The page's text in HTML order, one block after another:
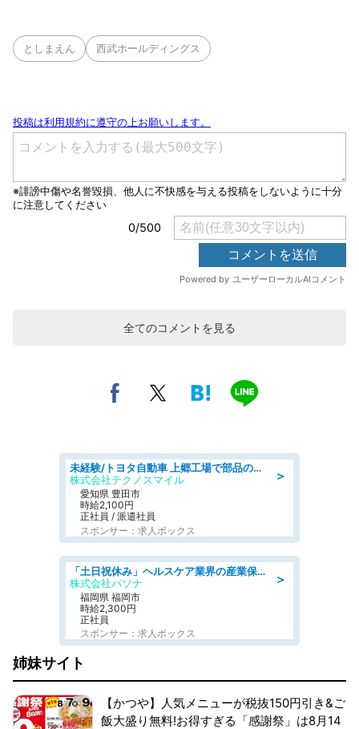
としまえん 西武ホールディングス
全てのコメントを見る
＞
未経験/トヨタ自動車 上郷工場で部品の運搬作業/tutumi
株式会社テクノスマイル
愛知県 豊田市
時給2,100円
正社員 / 派遣社員
スポンサー：求人ボックス
＞
「土日祝休み」ヘルスケア業界の産業保健師/高時給/未経験OK/要資格:保健師、正看護師
株式会社パソナ
福岡県 福岡市
時給2,300円
正社員
スポンサー：求人ボックス
姉妹サイト
【かつや】人気メニューが税抜150円引き&ご
飯大盛り無料!お得すぎる「感謝祭」は8月14